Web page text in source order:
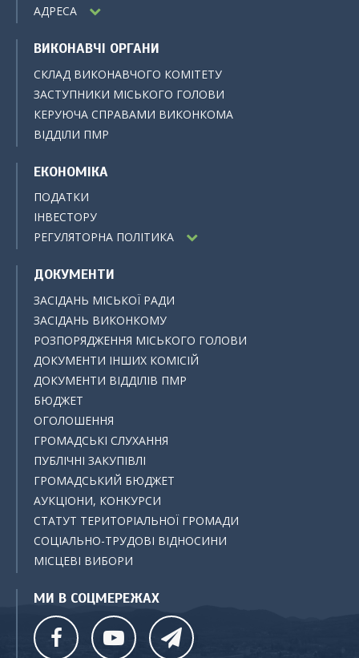
АДРЕСА
ВИКОНАВЧІ ОРГАНИ
СКЛАД ВИКОНАВЧОГО КОМІТЕТУ
ЗАСТУПНИКИ МІСЬКОГО ГОЛОВИ
КЕРУЮЧА СПРАВАМИ ВИКОНКОМА
ВІДДІЛИ ПМР
ЕКОНОМІКА
ПОДАТКИ
ІНВЕСТОРУ
РЕГУЛЯТОРНА ПОЛІТИКА
ДОКУМЕНТИ
ЗАСІДАНЬ МІСЬКОЇ РАДИ
ЗАСІДАНЬ ВИКОНКОМУ
РОЗПОРЯДЖЕННЯ МІСЬКОГО ГОЛОВИ
ДОКУМЕНТИ ІНШИХ КОМІСІЙ
ДОКУМЕНТИ ВІДДІЛІВ ПМР
БЮДЖЕТ
ОГОЛОШЕННЯ
ГРОМАДСЬКІ СЛУХАННЯ
ПУБЛІЧНІ ЗАКУПІВЛІ
ГРОМАДСЬКИЙ БЮДЖЕТ
АУКЦІОНИ, КОНКУРСИ
СТАТУТ ТЕРИТОРІАЛЬНОЇ ГРОМАДИ
СОЦІАЛЬНО-ТРУДОВІ ВІДНОСИНИ
МІСЦЕВІ ВИБОРИ
МИ В СОЦМЕРЕЖАХ